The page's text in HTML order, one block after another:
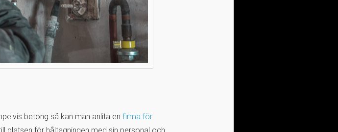
betong så kan man anlita enfirma för